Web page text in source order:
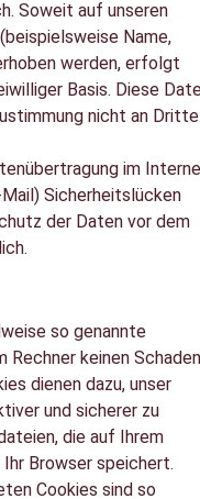
Soweit auf unseren
Name,
werden, erfolgt
Basis. Diese
nicht an Dritte
im
Sicherheitslücken
der Daten vor dem
so genannte
Rechner keinen Schaden
dienen dazu, unser
und sicherer zu
die auf Ihrem
Browser speichert.
Cookies sind so